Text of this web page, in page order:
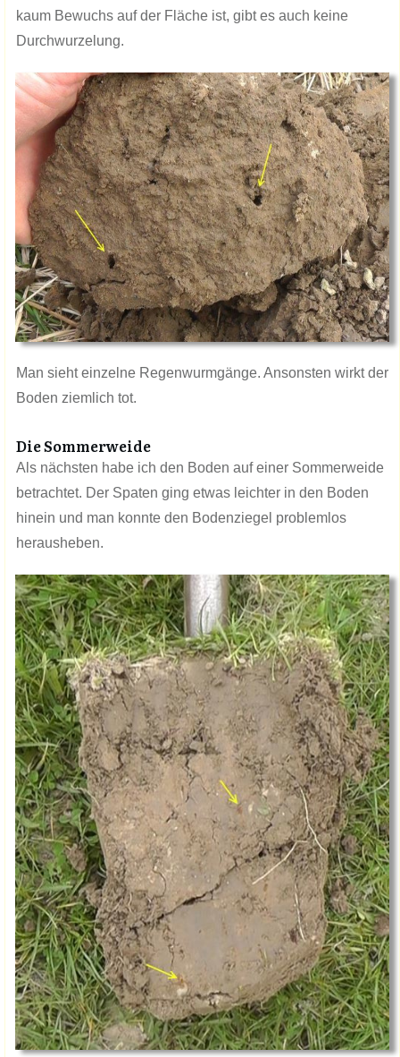
kaum Bewuchs auf der Fläche ist, gibt es auch keine
Durchwurzelung.
Man sieht einzelne Regenwurmgänge. Ansonsten wirkt der
Boden ziemlich tot.
Die Sommerweide
Als nächsten habe ich den Boden auf einer Sommerweide
betrachtet. Der Spaten ging etwas leichter in den Boden
hinein und man konnte den Bodenziegel problemlos
herausheben.